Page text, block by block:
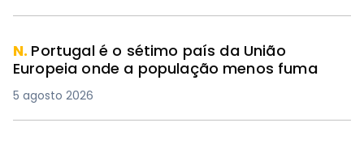
N. Portugal é o sétimo país da União
Europeia onde a população menos fuma
5 agosto 2026